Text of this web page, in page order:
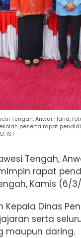
Tengah, Anwar Hafid,
peserta rapat
IST
Tengah,
rapat
Kamis (6/
Dinas
serta
maupun daring.